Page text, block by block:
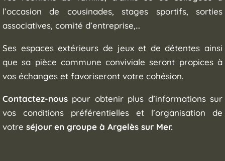
l’occasion de cousinades, stages sportifs, sorties
associatives, comité d’entreprise,…
Ses espaces extérieurs de jeux et de détentes ainsi
que sa pièce commune conviviale seront propices à
vos échanges et favoriseront votre cohésion.
Contactez-nous pour obtenir plus d’informations sur
vos conditions préférentielles et l’organisation de
votre séjour en groupe à Argelès sur Mer.